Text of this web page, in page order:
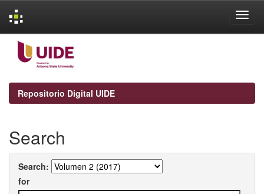
navigation
Repositorio Digital UIDE
Search
Search:
for